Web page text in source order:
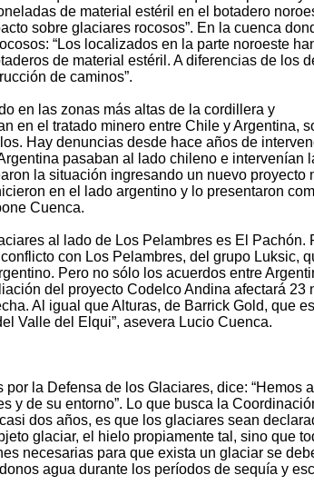
de material estéril en el botadero
sobre glaciares rocosos”. En la cuenca
“Los localizados en la parte noroeste
de material estéril. A diferencias de los
de caminos”.
en las zonas más altas de la cordillera y
en el tratado minero entre Chile y Argentina,
Hay denuncias desde hace años de
pasaban al lado chileno e intervenían
la situación ingresando un nuevo proyecto
en el lado argentino y lo presentaron
Cuenca.
al lado de Los Pelambres es El Pachón.
con Los Pelambres, del grupo Luksic,
Pero no sólo los acuerdos entre
del proyecto Codelco Andina afectará 23
Al igual que Alturas, de Barrick Gold, que
Valle del Elqui”, asevera Lucio Cuenca.
la Defensa de los Glaciares, dice: “Hemos
y de su entorno”. Lo que busca la
dos años, es que los glaciares sean
glaciar, el hielo propiamente tal, sino que
necesarias para que exista un glaciar se
agua durante los períodos de sequía y